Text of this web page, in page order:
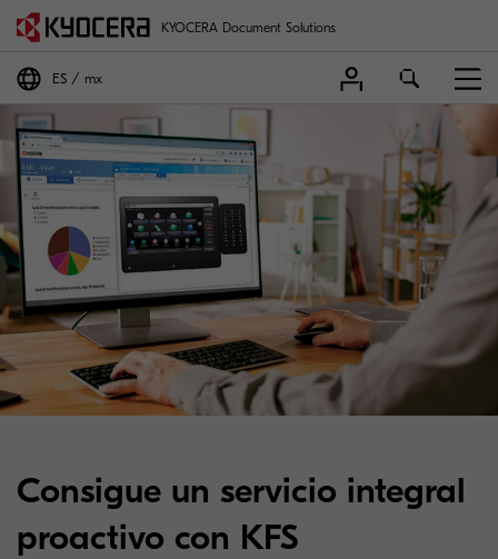
KYOCERA Document Solutions
ES mx
Consigue un servicio integral
proactivo con KFS